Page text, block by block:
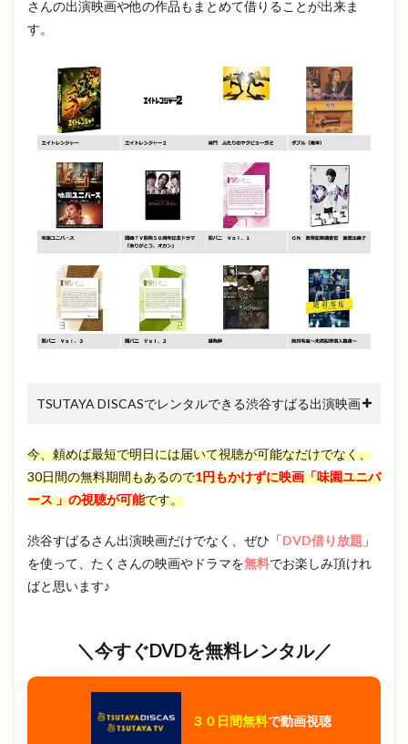
さんの出演映画や他の作品もまとめて借りることが出来ま
す。
TSUTAYA DISCASでレンタルできる渋谷すばる出演映画
今、頼めば最短で明日には届いて視聴が可能なだけでなく、
30日間の無料期間もあるので1円もかけずに映画「味園ユニバ
ース 」の視聴が可能です。
渋谷すばるさん出演映画だけでなく、ぜひ「DVD借り放題 」
を使って、たくさんの映画やドラマを無料でお楽しみ頂けれ
ばと思います♪
＼今すぐDVDを無料レンタル／
３０日間無料で動画視聴